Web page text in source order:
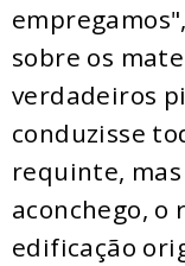
sobre os
verdadeiros
conduzisse
requinte,
aconchego, o
edificação